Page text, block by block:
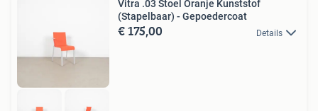
Vitra .03 Stoel Oranje Kunststof
(Stapelbaar) - Gepoedercoat
€ 175,00 Details